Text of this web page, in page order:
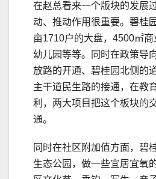
在赵总看来一个版块的发展
动、推动作用很重要。碧桂
亩1710户的大盘，4500㎡
幼儿园等等。同时在政策导
放路的开通、碧桂园北侧的
主干道民生路的接通，在教
利，两大项目把这个板块的
通。
同时在社区附加值方面，碧
生态公园，做一些宜居宜氧